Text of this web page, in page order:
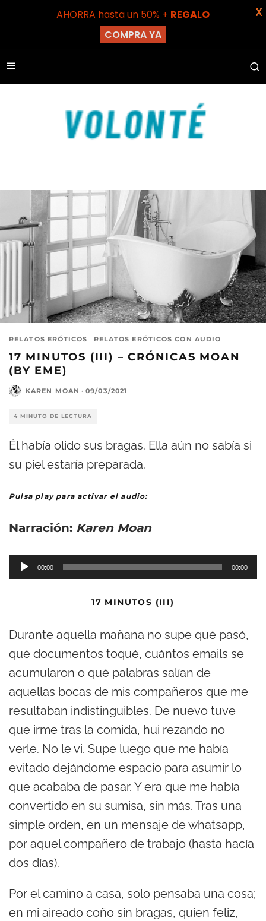
RELATOS ERÓTICOS RELATOS ERÓTICOS CON AUDIO
17 MINUTOS (III) – CRÓNICAS MOAN
(BY EME)
KAREN MOAN · 09/03/2021
4 MINUTO DE LECTURA
Él había olido sus bragas. Ella aún no sabía si
su piel estaría preparada.
Pulsa play para activar el audio:
Narración: Karen Moan
e
o
d
u
c
t
o
r
d
e
a
u
d
i
o
00:00 00:00
17 MINUTOS (III)
Durante aquella mañana no supe qué pasó,
qué documentos toqué, cuántos emails se
acumularon o qué palabras salían de
aquellas bocas de mis compañeros que me
resultaban indistinguibles. De nuevo tuve
que irme tras la comida, hui rezando no
verle. No le vi. Supe luego que me había
evitado dejándome espacio para asumir lo
que acababa de pasar. Y era que me había
convertido en su sumisa, sin más. Tras una
simple orden, en un mensaje de whatsapp,
por aquel compañero de trabajo (hasta hacía
dos días).
Por el camino a casa, solo pensaba una cosa;
en mi aireado coño sin bragas, quien feliz,
AHORRA hasta un 50% + REGALO
COMPRA YA
X